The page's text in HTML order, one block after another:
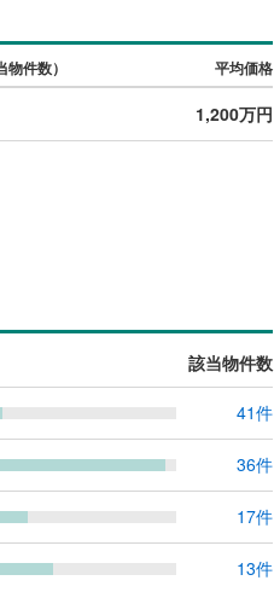
件数） 平均価格
1,200万円
該当物件数
41件
36件
17件
13件